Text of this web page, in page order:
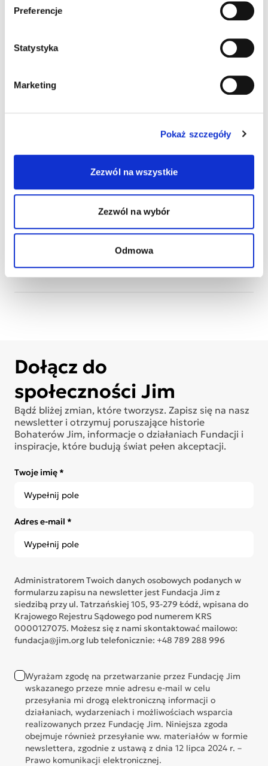
Preferencje
Statystyka
Marketing
Pokaż szczegóły
Zezwól na wszystkie
Zezwól na wybór
Odmowa
wizytówki
dziecka
Dołącz do
społeczności Jim
Bądź bliżej zmian, które tworzysz. Zapisz się na nasz
newsletter i otrzymuj poruszające historie
Bohaterów Jim, informacje o działaniach Fundacji i
inspiracje, które budują świat pełen akceptacji.
Twoje imię *
Adres e-mail *
Administratorem Twoich danych osobowych podanych w
formularzu zapisu na newsletter jest Fundacja Jim z
siedzibą przy ul. Tatrzańskiej 105, 93-279 Łódź, wpisana do
Krajowego Rejestru Sądowego pod numerem KRS
0000127075. Możesz się z nami skontaktować mailowo:
fundacja@jim.org lub telefonicznie: +48 789 288 996
Wyrażam zgodę na przetwarzanie przez Fundację Jim
wskazanego przeze mnie adresu e-mail w celu
przesyłania mi drogą elektroniczną informacji o
działaniach, wydarzeniach i możliwościach wsparcia
realizowanych przez Fundację Jim. Niniejsza zgoda
obejmuje również przesyłanie ww. materiałów w formie
newslettera, zgodnie z ustawą z dnia 12 lipca 2024 r. –
Prawo komunikacji elektronicznej.